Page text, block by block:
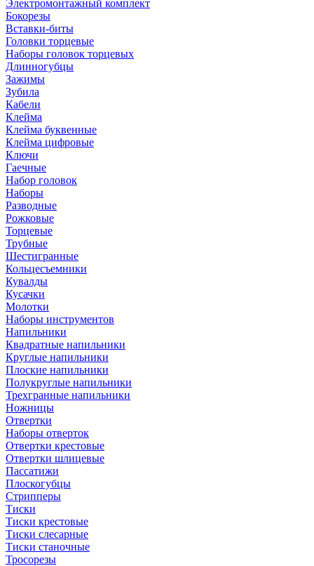
Электромонтажный комплект
Бокорезы
Вставки-биты
Головки торцевые
Наборы головок торцевых
Длинногубцы
Зажимы
Зубила
Кабели
Клейма
Клейма буквенные
Клейма цифровые
Ключи
Гаечные
Набор головок
Наборы
Разводные
Рожковые
Торцевые
Трубные
Шестигранные
Кольцесъемники
Кувалды
Кусачки
Молотки
Наборы инструментов
Напильники
Квадратные напильники
Круглые напильники
Плоские напильники
Полукруглые напильники
Трехгранные напильники
Ножницы
Отвертки
Наборы отверток
Отвертки крестовые
Отвертки шлицевые
Пассатижи
Плоскогубцы
Стрипперы
Тиски
Тиски крестовые
Тиски слесарные
Тиски станочные
Тросорезы